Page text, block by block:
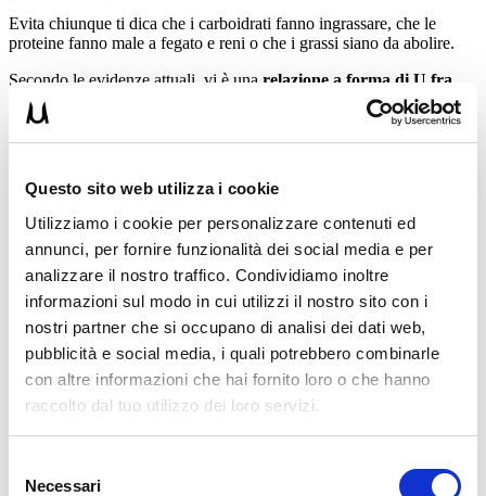
Questo sito web utilizza i cookie
Utilizziamo i cookie per personalizzare contenuti ed
annunci, per fornire funzionalità dei social media e per
analizzare il nostro traffico. Condividiamo inoltre
informazioni sul modo in cui utilizzi il nostro sito con i
nostri partner che si occupano di analisi dei dati web,
pubblicità e social media, i quali potrebbero combinarle
con altre informazioni che hai fornito loro o che hanno
raccolto dal tuo utilizzo dei loro servizi.
delNecessari
Evita chiunque ti dica che i carboidrati fanno ingrassare, che le
proteine fanno male a fegato e reni o che i grassi siano da abolire.
Secondo le evidenze attuali, vi è una relazione a forma di U fra
introito di carboidrati e mortalità
: questa aumenta con apporto
inferiore al 40% delle calorie dai carboidrati oppure con apporto
superiore al 65%, con una percentuale del 50% circa come quella
Un50% dell’energia totale derivante da carboidrati
che, posta una dieta con 2000 kcal per mantenere il peso, circa 1000
devono derivare da carboidrati (250 g).
Nel pratico 250 g di carboidrati equivalgono a qualcosa come circa
pane integrale, 50 g di avena.
Bisognaridurre al minimo invece gli zuccheri semplici aggiunti
che apportano “calorie vuote” senza nutrienti positivi per la salute.
Il peggiore errore da NON fare
non tenere conto delle calorie nascoste
o “non registrate”.